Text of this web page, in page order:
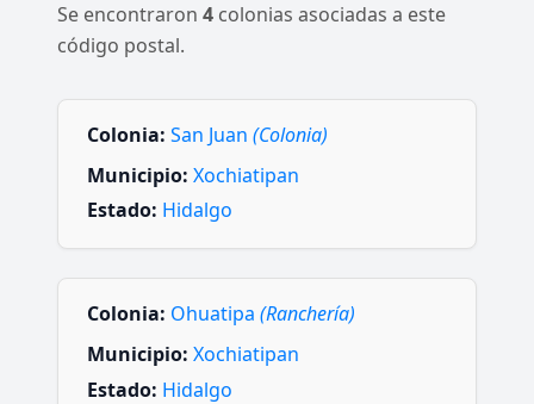
Se encontraron 4 colonias asociadas a este
código postal.
Colonia: San Juan (Colonia)
Municipio: Xochiatipan
Estado: Hidalgo
Colonia: Ohuatipa (Ranchería)
Municipio: Xochiatipan
Estado: Hidalgo